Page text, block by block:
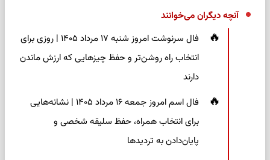
آنچه دیگران می‌خوانند
فال سرنوشت امروز شنبه ۱۷ مرداد ۱۴۰۵ | روزی برای
انتخاب راه روشن‌تر و حفظ چیزهایی که ارزش ماندن
دارند
فال اسم امروز جمعه ۱۶ مرداد ۱۴۰۵ | نشانه‌هایی
برای انتخاب همراه، حفظ سلیقه شخصی و
پایان‌دادن به تردیدها